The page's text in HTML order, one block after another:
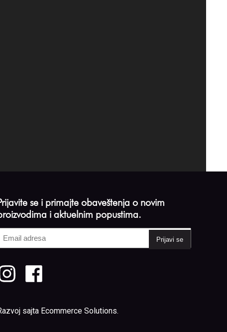
se i primajte obaveštenja o novim
i aktuelnim popustima.
adresa
sajta Ecommerce Solutions.